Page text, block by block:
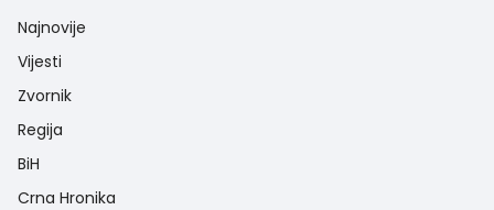
Najnovije
Vijesti
Zvornik
Regija
BiH
Crna Hronika